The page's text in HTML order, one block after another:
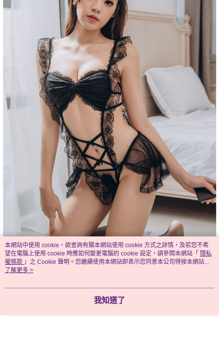
本網站中使用 cookie，欲查詢有關本網站使用 cookie 方式之詳情，及若您不希
望在電腦上使用 cookie 時應如何變更電腦的 cookie 設定，請參閱本網站「 隱私
權條款 」之 Cookie 聲明。您繼續使用本網站即表示您同意本公司得按本網站使
用條款之 Cookie 聲明使用 cookie。
了解更多 >
我知道了